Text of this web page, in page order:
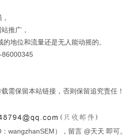
推广，
地位和流量还是无人能动摇的。
86000345
需保留本站链接，否则保留追究责任！
wangzhanSEM），留言 @天天 即可。